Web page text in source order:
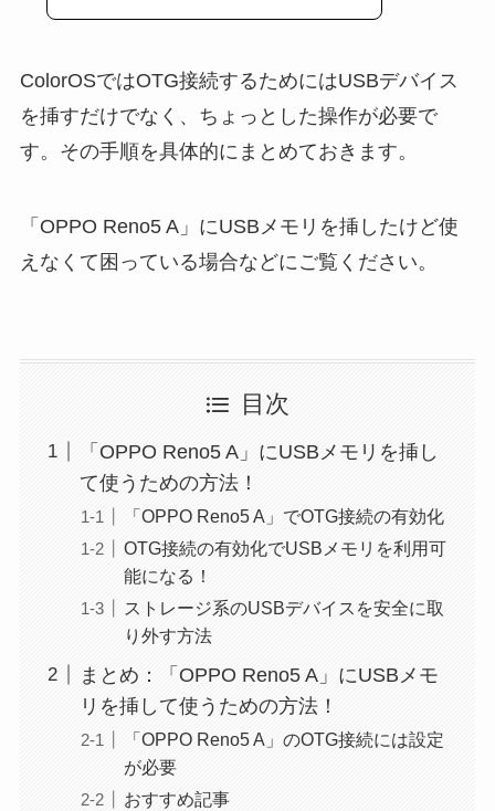
ColorOSではOTG接続するためにはUSBデバイス
を挿すだけでなく、ちょっとした操作が必要で
す。その手順を具体的にまとめておきます。
「OPPO Reno5 A」にUSBメモリを挿したけど使
えなくて困っている場合などにご覧ください。
目次
「OPPO Reno5 A」にUSBメモリを挿し
て使うための方法！
「OPPO Reno5 A」でOTG接続の有効化
OTG接続の有効化でUSBメモリを利用可
能になる！
ストレージ系のUSBデバイスを安全に取
り外す方法
まとめ：「OPPO Reno5 A」にUSBメモ
リを挿して使うための方法！
「OPPO Reno5 A」のOTG接続には設定
が必要
おすすめ記事